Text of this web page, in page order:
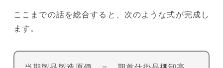
ここまでの話を総合すると、次のような式が完成し
ます。